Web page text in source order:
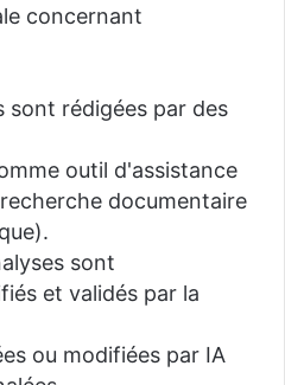
concernant
sont rédigées par des
outil d'assistance
documentaire
sont
et validés par la
ou modifiées par IA